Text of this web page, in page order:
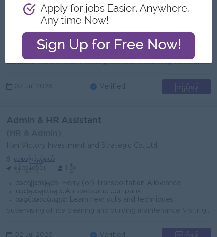
လစာကြည့်မယ်
ရန်ကုန်တိုင်း
1 ဦး
အကျိုးအမြတ်: Transportation Allowance Meal Allowance Yearly Bonus
ထူးခြားချက်များ: International Standard
အခွင့်အလမ်းများ:
Career Growth Opportunities
Conduct recruitment, including candidate sourcing, resume screening, interviewing, and coordinating hiring decisions. Facilitate new employee onboardi...
07 Jul 2026 Verified ကြည့်ရန်
Admin & HR Assistant
Han Victory Investment and Strategic Co.,Ltd
လစာကြည့်မယ်
အကျိုးအမြတ်: Ferry (or) Transportation Allowance
ထူးခြားချက်များ: An awesome company
အခွင့်အလမ်းများ:
Learn new skills and techniques
02 Jul 2026 Verified ကြည့်ရန်